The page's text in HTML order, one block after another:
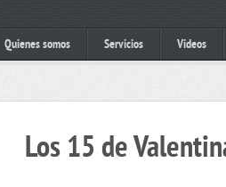
Quienes somos Servicios Videos
Los 15 de